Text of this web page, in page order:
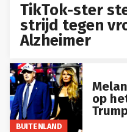
TikTok-ster
strijd tegen
Alzheimer
BUITENLAND
op